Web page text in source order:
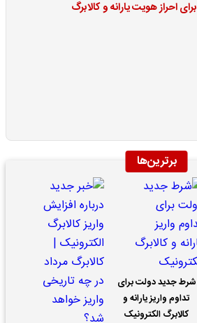
برای احراز هویت یارانه و کالابرگ
برترین‌ها
شرط جدید دولت برای
تداوم واریز یارانه و
کالابرگ الکترونیک